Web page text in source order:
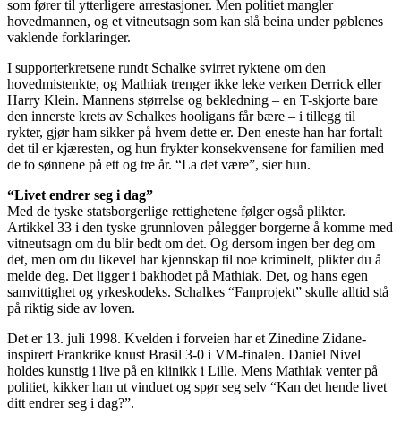
som fører til ytterligere arrestasjoner. Men politiet mangler
hovedmannen, og et vitneutsagn som kan slå beina under pøblenes
vaklende forklaringer.
I supporterkretsene rundt Schalke svirret ryktene om den
hovedmistenkte, og Mathiak trenger ikke leke verken Derrick eller
Harry Klein. Mannens størrelse og bekledning – en T-skjorte bare
den innerste krets av Schalkes hooligans får bære – i tillegg til
rykter, gjør ham sikker på hvem dette er. Den eneste han har fortalt
det til er kjæresten, og hun frykter konsekvensene for familien med
de to sønnene på ett og tre år. “La det være”, sier hun.
“Livet endrer seg i dag”
Med de tyske statsborgerlige rettighetene følger også plikter.
Artikkel 33 i den tyske grunnloven pålegger borgerne å komme med
vitneutsagn om du blir bedt om det. Og dersom ingen ber deg om
det, men om du likevel har kjennskap til noe kriminelt, plikter du å
melde deg. Det ligger i bakhodet på Mathiak. Det, og hans egen
samvittighet og yrkeskodeks. Schalkes “Fanprojekt” skulle alltid stå
på riktig side av loven.
Det er 13. juli 1998. Kvelden i forveien har et Zinedine Zidane-
inspirert Frankrike knust Brasil 3-0 i VM-finalen. Daniel Nivel
holdes kunstig i live på en klinikk i Lille. Mens Mathiak venter på
politiet, kikker han ut vinduet og spør seg selv “Kan det hende livet
ditt endrer seg i dag?”.